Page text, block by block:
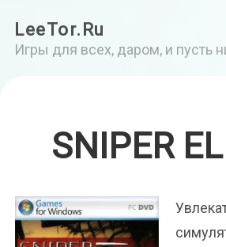
LeeTor.Ru
Игры для всех, даром, и пусть
SNIPER